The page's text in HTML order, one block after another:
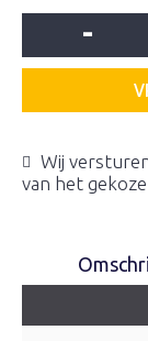
-
Wij
van het